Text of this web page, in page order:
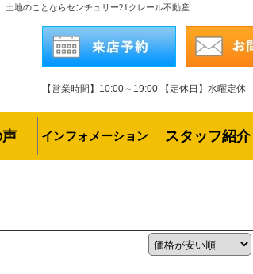
地のことならセンチュリー21クレール不動産
【営業時間】10:00～19:00 【定休日】水曜定休
インフォメーション スタッフ紹介